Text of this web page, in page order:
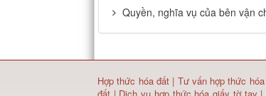
Quyền, nghĩa vụ của bên vận
Hợp thức hóa đất| Tư vấn hợp thức